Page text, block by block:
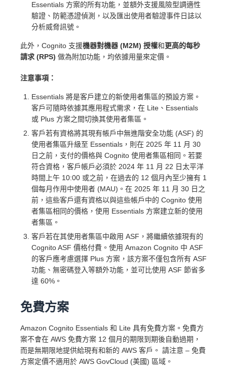
Essentials 方案的所有功能，並額外支援風險型調適性
驗證、防範憑證偵測，以及匯出使用者驗證事件日誌以
分析威脅訊號。
此外，Cognito 支援機器對機器 (M2M) 授權和更高的每秒
請求 (RPS) 做為附加功能，均依據用量來定價。
注意事項：
Essentials 將是客戶建立的新使用者集區的預設方案。
客戶可隨時依據其應用程式需求，在 Lite、Essentials
或 Plus 方案之間切換其使用者集區。
客戶若有資格將其現有帳戶中無進階安全功能 (ASF) 的
使用者集區升級至 Essentials，則在 2025 年 11 月 30
日之前，支付的價格與 Cognito 使用者集區相同。若要
符合資格，客戶帳戶必須於 2024 年 11 月 22 日太平洋
時間上午 10:00 或之前，在過去的 12 個月內至少擁有 1
個每月作用中使用者 (MAU)。在 2025 年 11 月 30 日之
前，這些客戶還有資格以與這些帳戶中的 Cognito 使用
者集區相同的價格，使用 Essentials 方案建立新的使用
者集區。
客戶若在其使用者集區中啟用 ASF，將繼續依據現有的
Cognito ASF 價格付費。使用 Amazon Cognito 中 ASF
的客戶應考慮選擇 Plus 方案，該方案不僅包含所有 ASF
功能、無密碼登入等額外功能，並可比使用 ASF 節省多
達 60%。
免費方案
Amazon Cognito Essentials 和 Lite 具有免費方案。免費方
案不會在 AWS 免費方案 12 個月的期限到期後自動過期，
而是無期限地提供給現有和新的 AWS 客戶。 請注意 – 免費
方案定價不適用於 AWS GovCloud (美國) 區域。